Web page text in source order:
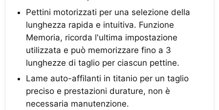
Pettini motorizzati per una selezione della
lunghezza rapida e intuitiva. Funzione
Memoria, ricorda l'ultima impostazione
utilizzata e può memorizzare fino a 3
lunghezze di taglio per ciascun pettine.
Lame auto-affilanti in titanio per un taglio
preciso e prestazioni durature, non è
necessaria manutenzione.